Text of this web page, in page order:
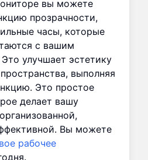
вы можете
прозрачности,
часы, которые
с вашим
улучшает эстетику
выполняя
Это простое
делает вашу
Вы можете
рабочее